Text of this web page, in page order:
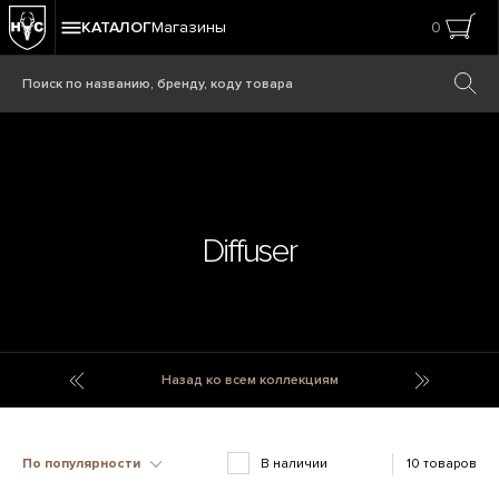
КАТАЛОГМагазины 0
Diffuser
Dieta MediterraneaНазад ко всем коллекциям
По популярности В наличии 10 товаров